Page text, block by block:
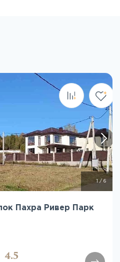
1/ 6
Пахра Ривер Парк
4.5
все фото